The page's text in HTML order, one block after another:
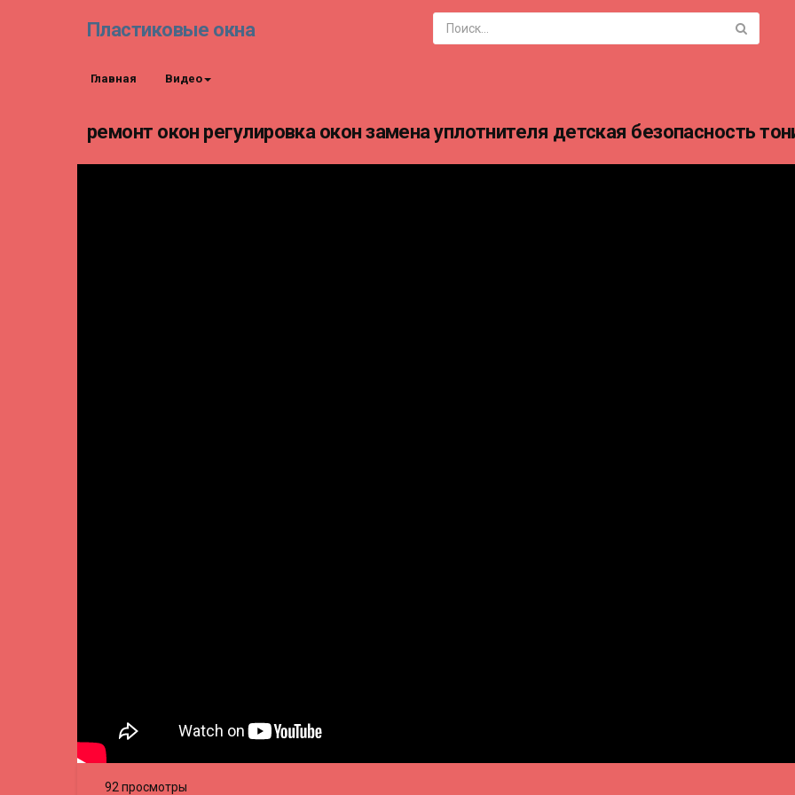
Пластиковые окна
Главная Видео
ремонт окон регулировка окон замена уплотнителя детская безопасность
92 просмотры